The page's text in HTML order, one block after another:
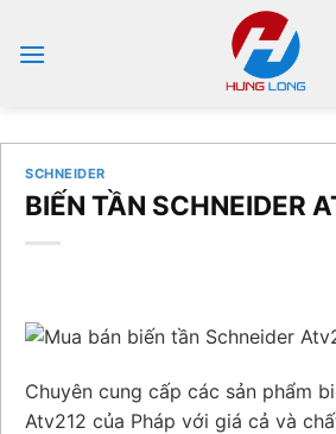
qua
SCHNEIDER
BIẾN TẦN SCHNEIDER
Chuyên cung cấp các sản phẩm
Atv212 của Pháp với giá cả và